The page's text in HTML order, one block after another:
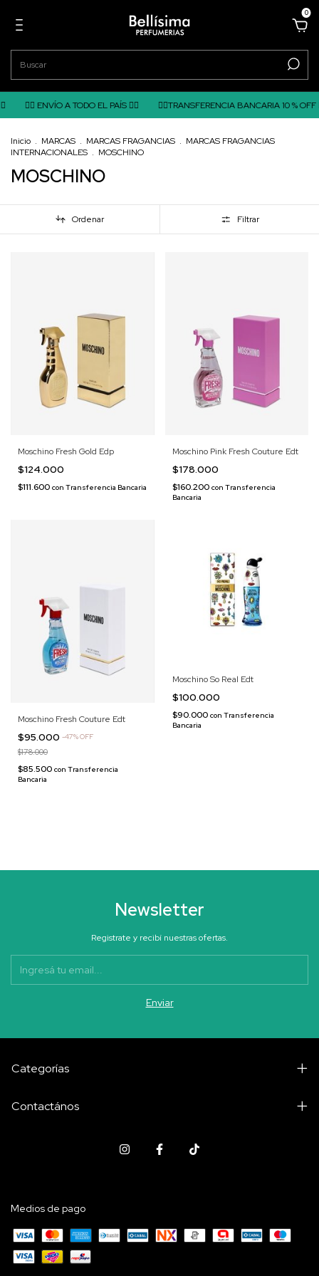
0
❤️‍🔥 ENVÍO A TODO EL PAÍS ❤️‍🔥 ❤️‍🔥TRANSFERENCIA BANCARIA 10 % OFF
Inicio . MARCAS . MARCAS FRAGANCIAS . MARCAS FRAGANCIAS
INTERNACIONALES . MOSCHINO
MOSCHINO
Ordenar Filtrar
Moschino Fresh Gold Edp
$124.000
$111.600 con Transferencia Bancaria
Moschino Pink Fresh Couture Edt
$178.000
$160.200 con Transferencia
Bancaria
Moschino Fresh Couture Edt
$95.000 -47%OFF
$178.000
$85.500 con Transferencia
Bancaria
Moschino So Real Edt
$100.000
$90.000 con Transferencia
Bancaria
Newsletter
Registrate y recibí nuestras ofertas.
Categorías
Contactános
Medios de pago